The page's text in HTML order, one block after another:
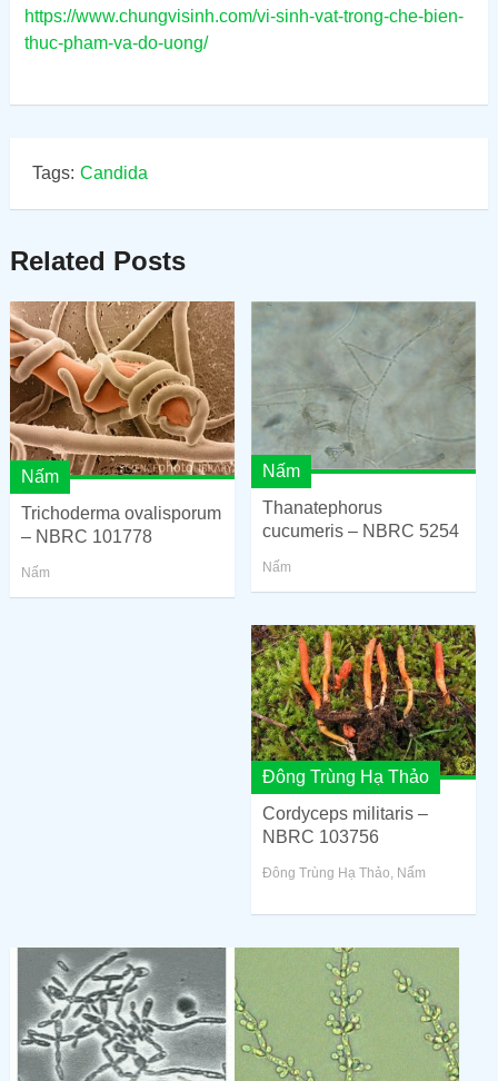
https://www.chungvisinh.com/vi-sinh-vat-trong-che-bien-
thuc-pham-va-do-uong/
Tags: Candida
Related Posts
Nấm
Trichoderma ovalisporum
– NBRC 101778
Nấm
Nấm
Thanatephorus
cucumeris – NBRC 5254
Nấm
Đông Trùng Hạ Thảo
Cordyceps militaris –
NBRC 103756
Đông Trùng Hạ Thảo, Nấm